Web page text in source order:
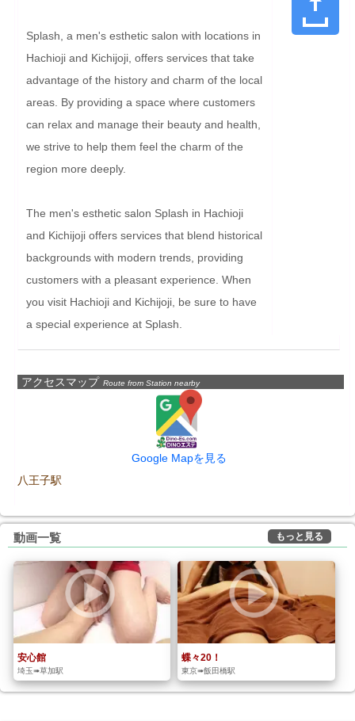
Splash, a men's esthetic salon with locations in
Hachioji and Kichijoji, offers services that take
advantage of the history and charm of the local
areas. By providing a space where customers
can relax and manage their beauty and health,
we strive to help them feel the charm of the
region more deeply.
The men's esthetic salon Splash in Hachioji
and Kichijoji offers services that blend historical
backgrounds with modern trends, providing
customers with a pleasant experience. When
you visit Hachioji and Kichijoji, be sure to have
a special experience at Splash.
アクセスマップ Route from Station nearby
Google Mapを見る
八王子駅
動画一覧 もっと見る
安心館
埼玉➠草加駅
蝶々20！
東京➠飯田橋駅